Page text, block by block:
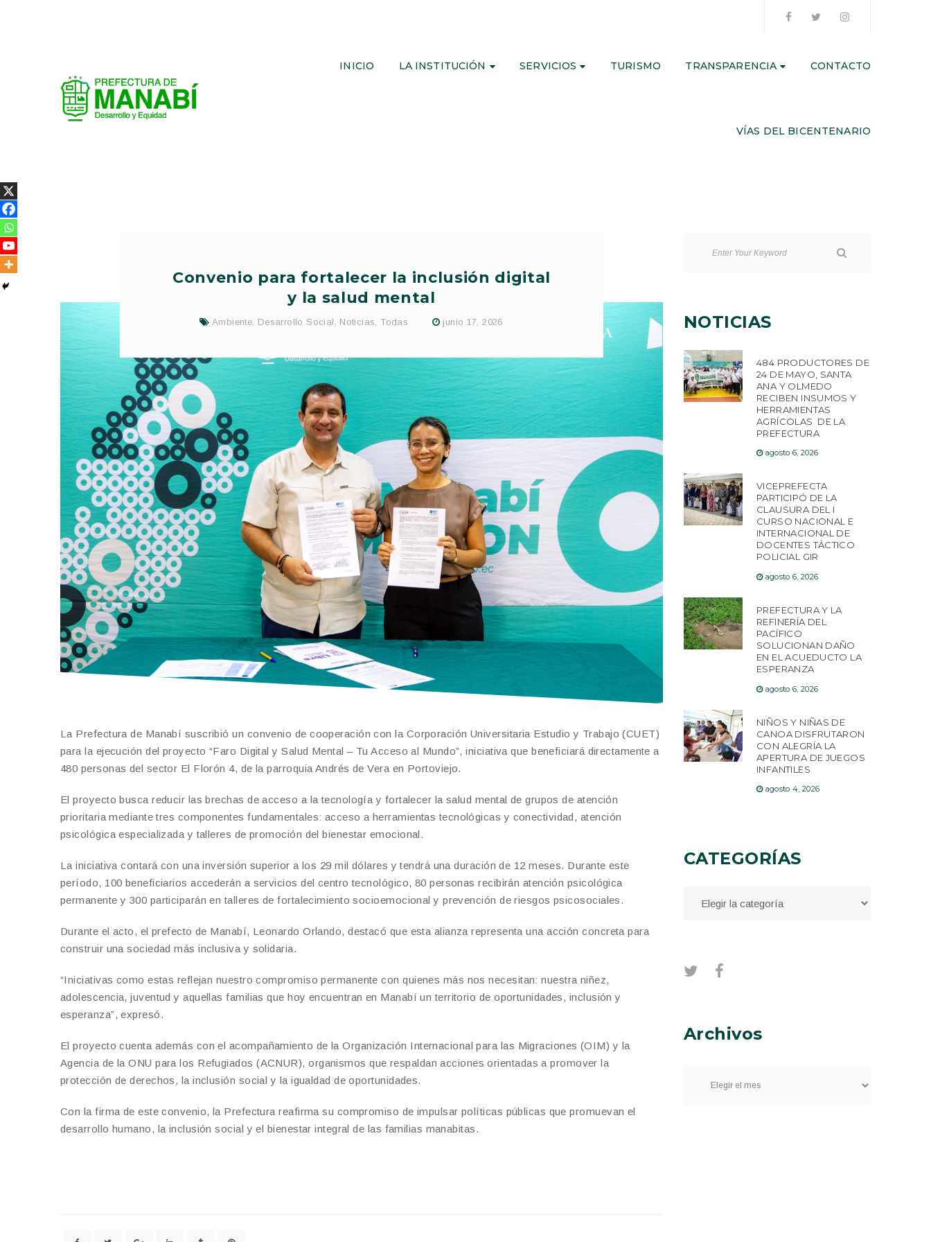
INICIO LA INSTITUCIÓN SERVICIOS TURISMO TRANSPARENCIA CONTACTO
VÍAS DEL BICENTENARIO
Convenio para fortalecer la inclusión digital
y la salud mental
Ambiente, Desarrollo Social , Noticias, Todas junio 17, 2026
La Prefectura de Manabí suscribió un convenio de cooperación con la Corporación Universitaria Estudio y Trabajo (CUET)
para la ejecución del proyecto “Faro Digital y Salud Mental – Tu Acceso al Mundo”, iniciativa que beneficiará directamente a
480 personas del sector El Florón 4, de la parroquia Andrés de Vera en Portoviejo.
El proyecto busca reducir las brechas de acceso a la tecnología y fortalecer la salud mental de grupos de atención
prioritaria mediante tres componentes fundamentales: acceso a herramientas tecnológicas y conectividad, atención
psicológica especializada y talleres de promoción del bienestar emocional.
La iniciativa contará con una inversión superior a los 29 mil dólares y tendrá una duración de 12 meses. Durante este
período, 100 beneficiarios accederán a servicios del centro tecnológico, 80 personas recibirán atención psicológica
permanente y 300 participarán en talleres de fortalecimiento socioemocional y prevención de riesgos psicosociales.
Durante el acto, el prefecto de Manabí, Leonardo Orlando, destacó que esta alianza representa una acción concreta para
construir una sociedad más inclusiva y solidaria.
“Iniciativas como estas reflejan nuestro compromiso permanente con quienes más nos necesitan: nuestra niñez,
adolescencia, juventud y aquellas familias que hoy encuentran en Manabí un territorio de oportunidades, inclusión y
esperanza”, expresó.
El proyecto cuenta además con el acompañamiento de la Organización Internacional para las Migraciones (OIM) y la
Agencia de la ONU para los Refugiados (ACNUR), organismos que respaldan acciones orientadas a promover la
protección de derechos, la inclusión social y la igualdad de oportunidades.
Con la firma de este convenio, la Prefectura reafirma su compromiso de impulsar políticas públicas que promuevan el
desarrollo humano, la inclusión social y el bienestar integral de las familias manabitas.
NOTICIAS
484 PRODUCTORES DE
24 DE MAYO, SANTA
ANA Y OLMEDO
RECIBEN INSUMOS Y
HERRAMIENTAS
AGRÍCOLAS DE LA
PREFECTURA
agosto 6, 2026
VICEPREFECTA
PARTICIPÓ DE LA
CLAUSURA DEL I
CURSO NACIONAL E
INTERNACIONAL DE
DOCENTES TÁCTICO
POLICIAL GIR
agosto 6, 2026
PREFECTURA Y LA
REFINERÍA DEL
PACÍFICO
SOLUCIONAN DAÑO
EN EL ACUEDUCTO LA
ESPERANZA
agosto 6, 2026
NIÑOS Y NIÑAS DE
CANOA DISFRUTARON
CON ALEGRÍA LA
APERTURA DE JUEGOS
INFANTILES
agosto 4, 2026
CATEGORÍAS
Archivos